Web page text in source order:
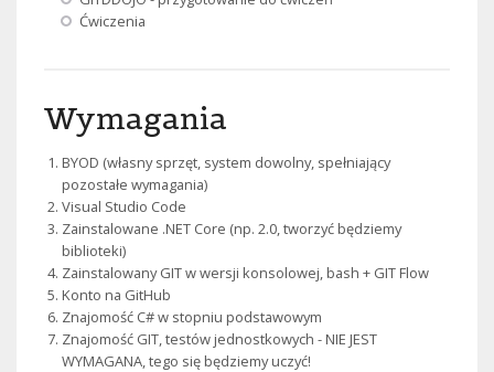
Ćwiczenia
Wymagania
BYOD (własny sprzęt, system dowolny, spełniający
pozostałe wymagania)
Visual Studio Code
Zainstalowane .NET Core (np. 2.0, tworzyć będziemy
biblioteki)
Zainstalowany GIT w wersji konsolowej, bash + GIT Flow
Konto na GitHub
Znajomość C# w stopniu podstawowym
Znajomość GIT, testów jednostkowych - NIE JEST
WYMAGANA, tego się będziemy uczyć!